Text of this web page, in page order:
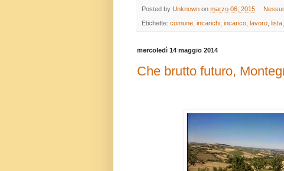
Posted by Unknown on marzo 06, 2015
Etichette: comune incarichi incarico lavoro lista
mercoledì 14 maggio 2014
Che brutto futuro,